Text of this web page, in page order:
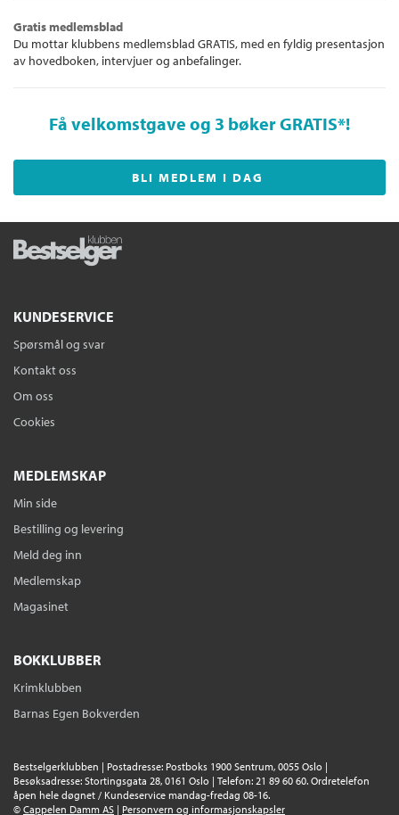
Gratis medlemsblad
Du mottar klubbens medlemsblad GRATIS, med en fyldig presentasjon
av hovedboken, intervjuer og anbefalinger.
Få velkomstgave og 3 bøker GRATIS*!
BLI MEDLEM I DAG
KUNDESERVICE
Spørsmål og svar
Kontakt oss
Om oss
Cookies
MEDLEMSKAP
Min side
Bestilling og levering
Meld deg inn
Medlemskap
Magasinet
BOKKLUBBER
Krimklubben
Barnas Egen Bokverden
Bestselgerklubben | Postadresse: Postboks 1900 Sentrum, 0055 Oslo |
Besøksadresse: Stortingsgata 28, 0161 Oslo | Telefon: 21 89 60 60. Ordretelefon
åpen hele døgnet / Kundeservice mandag-fredag 08-16.
© Cappelen Damm AS | Personvern og informasjonskapsler